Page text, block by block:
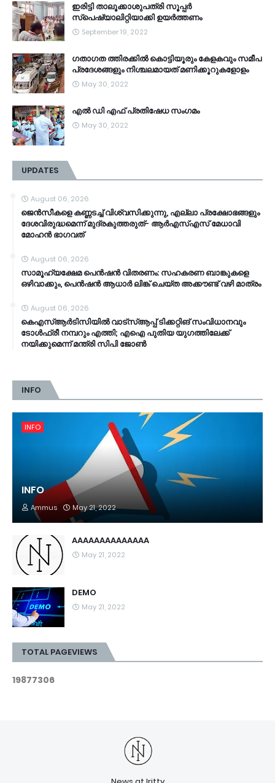
ഇരിട്ടി താലൂക്കാശുപത്രി സൂപ്പർ
സ്‌പെഷ്യാലിറ്റിയാക്കി ഉയർത്തണം
September 19, 2022
ഗതാഗത ത്തിരക്കിൽ കൊട്ടിയൂരും കേളകവും സമീപ
പ്രദേശങ്ങളും നിശ്ചലമായത് മണിക്കൂറുകളോളം
May 30, 2022
എൽ ഡി എഫ് പ്രതിഷേധ സംഗമം
May 30, 2022
UPDATES
August 06, 2026
ജെൻസീകളെ കണ്ണടച്ച് വിശ്വസിക്കുന്നു, എല്ലാ പ്രക്ഷോഭങ്ങളും
ദേശവിരുദ്ധമെന്ന് മുദ്രകുത്തരുത്- ആർഎസ്എസ് മേധാവി
മോഹൻ ഭാ​ഗവത്
August 06, 2026
സാമൂ​ഹ്യക്ഷേമ പെൻഷൻ വിതരണം: സഹകരണ ബാങ്കുകളെ
ഒഴിവാക്കും, പെൻഷൻ ആധാർ‌ ലിങ്ക് ചെയ്ത അക്കൗണ്ട് വഴി മാത്രം
August 06, 2026
കെഎസ്ആര്‍ടിസിയിൽ വാട്‌സ്ആപ്പ് ടിക്കറ്റിങ് സംവിധാനവും
ടോൾഫ്രീ നമ്പറും എത്തി; എഐ പുതിയ യുഗത്തിലേക്ക്
നയിക്കുമെന്ന് മന്ത്രി സിപി ജോൺ
INFO
INFO
INFO
Ammus May 21, 2022
AAAAAAAAAAAAAA
May 21, 2022
DEMO
May 21, 2022
TOTAL PAGEVIEWS
19877306